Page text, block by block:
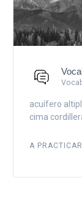
acuífero
cima
A PRACTICAR